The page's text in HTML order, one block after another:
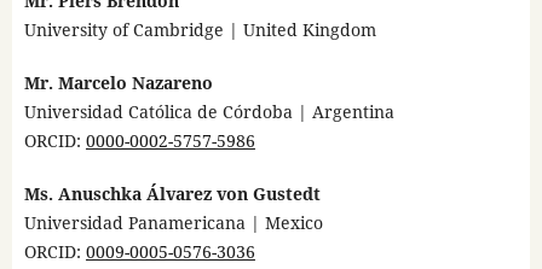
University of Cambridge | United Kingdom
Mr. Marcelo Nazareno
Universidad Católica de Córdoba | Argentina
ORCID: 0000-0002-5757-5986
Ms. Anuschka Álvarez von Gustedt
Universidad Panamericana | Mexico
ORCID: 0009-0005-0576-3036